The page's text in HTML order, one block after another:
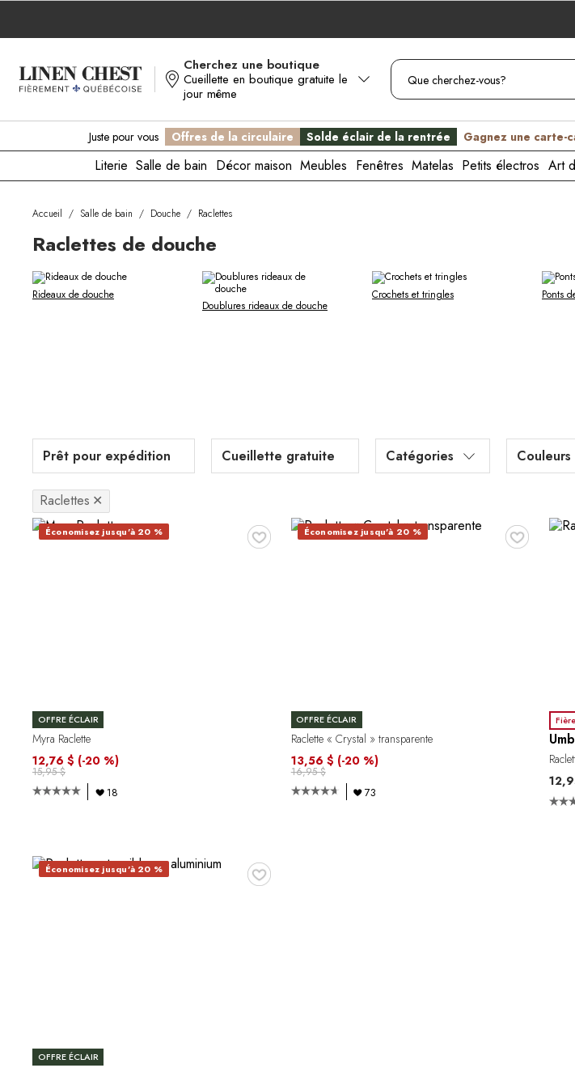
Allez
contenu
Cherchez une boutique
Cueillette en boutique gratuite le
jour même
Juste pour vous Offres de la circulaire Solde éclair de la rentrée Gagnez une carte-
Literie Salle de bain Décor maison Meubles Fenêtres Matelas Petits électros Art
Accueil / Salle de bain / Douche / Raclettes
Raclettes de douche
Rideaux de douche
Doublures rideaux de douche
Crochets et tringles Ponts
Prêt pour expédition Cueillette gratuite Catégories Couleurs
Raclettes ✕
♥
Économisez jusqu'à 20 %
OFFRE ÉCLAIR
Myra Raclette
12,76 $ (-20 %)
15,95 $
18
♥
Économisez jusqu'à 20 %
OFFRE ÉCLAIR
Raclette « Crystal » transparente
13,56 $ (-20 %)
16,95 $
73
♥
Économisez jusqu'à 20 %
OFFRE ÉCLAIR